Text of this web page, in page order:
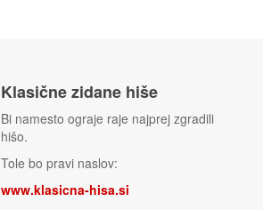
Klasične zidane hiše
Bi namesto ograje raje najprej zgradili
hišo.
Tole bo pravi naslov:
www.klasicna-hisa.si